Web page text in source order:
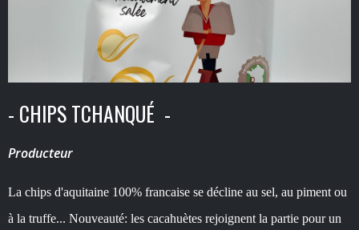
- CHIPS TCHANQUÉ -
Producteur
La chips d'aquitaine 100% francaise se décline au sel, au piment ou
à la truffe... Nouveauté: les cacahuètes rejoignent la partie pour un